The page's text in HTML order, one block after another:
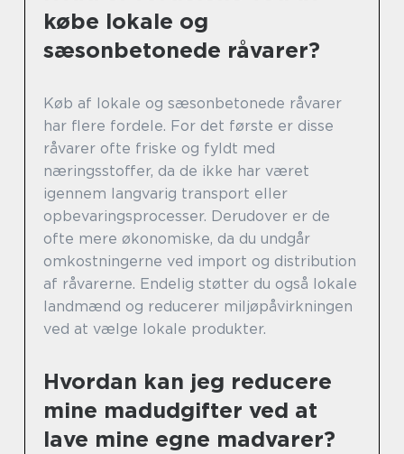
købe lokale og
sæsonbetonede råvarer?
Køb af lokale og sæsonbetonede råvarer
har flere fordele. For det første er disse
råvarer ofte friske og fyldt med
næringsstoffer, da de ikke har været
igennem langvarig transport eller
opbevaringsprocesser. Derudover er de
ofte mere økonomiske, da du undgår
omkostningerne ved import og distribution
af råvarerne. Endelig støtter du også lokale
landmænd og reducerer miljøpåvirkningen
ved at vælge lokale produkter.
Hvordan kan jeg reducere
mine madudgifter ved at
lave mine egne madvarer?